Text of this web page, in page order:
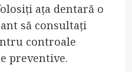
ața dentară o
să consultați
controale
preventive.